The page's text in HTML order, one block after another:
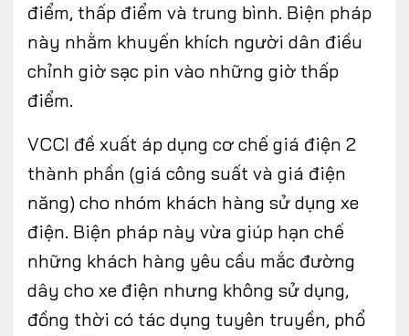
điểm, thấp điểm và trung bình. Biện pháp
này nhằm khuyến khích người dân điều
chỉnh giờ sạc pin vào những giờ thấp
điểm.
VCCI đề xuất áp dụng cơ chế giá điện 2
thành phần (giá công suất và giá điện
năng) cho nhóm khách hàng sử dụng xe
điện. Biện pháp này vừa giúp hạn chế
những khách hàng yêu cầu mắc đường
dây cho xe điện nhưng không sử dụng,
đồng thời có tác dụng tuyên truyền, phổ